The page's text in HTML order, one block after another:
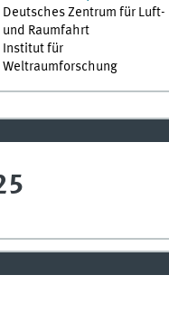
Deutsches Zentrum für Luft-
und Raumfahrt
Institut für
Weltraumforschung